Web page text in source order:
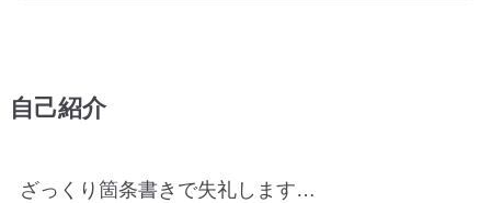
自己紹介
ざっくり箇条書きで失礼します…